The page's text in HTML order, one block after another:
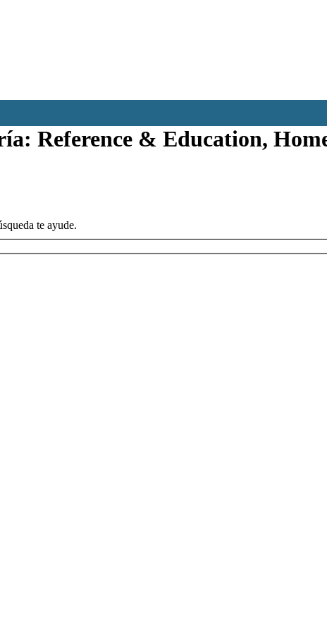
Reference & Education,
te ayude.